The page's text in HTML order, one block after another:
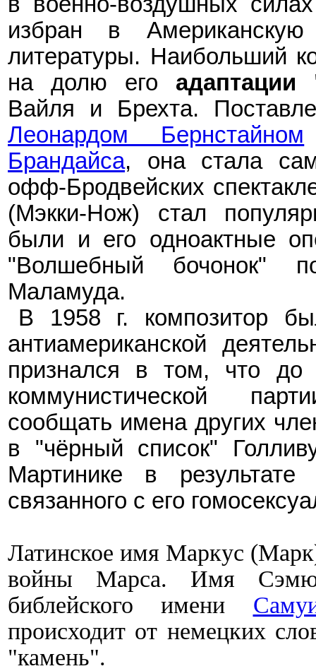
избран в
литературы. Наибольший
на долю его
Вайля и Брехта.
Леонардом Бернстайном
Брандайса, она стала
офф-Бродвейских
(Мэкки-Нож) стал
были и его одноактные
"Волшебный бочонок"
Маламуда.
В 1958
г. композитор
антиамериканской
признался в том, что до
коммунистической
сообщать имена других
в "чёрный список"
Мартинике в результате
связанного с его
Латинское имя Маркус
войны Марса. Имя
библейского имени
происходит от немецких
"камень".